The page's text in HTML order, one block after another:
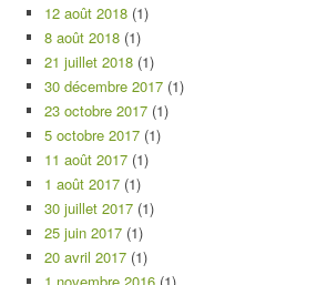
12 août 2018 (1)
8 août 2018 (1)
21 juillet 2018 (1)
30 décembre 2017 (1)
23 octobre 2017 (1)
5 octobre 2017 (1)
11 août 2017 (1)
1 août 2017 (1)
30 juillet 2017 (1)
25 juin 2017 (1)
20 avril 2017 (1)